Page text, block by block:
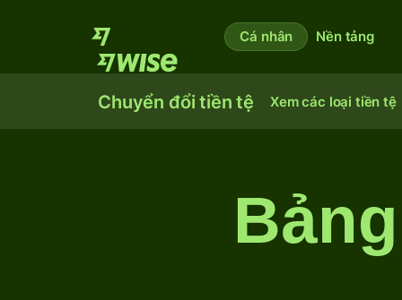
Cá nhân Nền tảng
Chuyển đổi tiền tệ Xem các loại tiền tệ